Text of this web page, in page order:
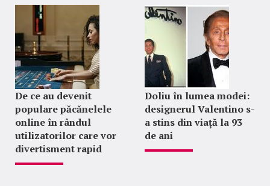
De ce au devenit
populare păcănelele
online în rândul
utilizatorilor care vor
divertisment rapid
Doliu în lumea modei:
designerul Valentino s-
a stins din viață la 93
de ani